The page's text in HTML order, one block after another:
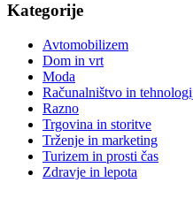
Kategorije
Avtomobilizem
Dom in vrt
Moda
Računalništvo in
Razno
Trgovina in storitve
Trženje in marketing
Turizem in prosti čas
Zdravje in lepota